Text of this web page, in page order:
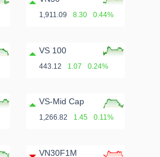
1,911.09 8.30 0.44%
VS 100
443.12 1.07 0.24%
VS-Mid Cap
1,266.82 1.45 0.11%
VN30F1M